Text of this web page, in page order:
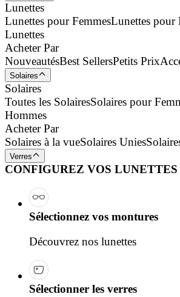
Lunettes
Lunettes pour FemmesLunettes pour
Lunettes
Acheter Par
NouveautésBest SellersPetits Prix
Solaires
Solaires
Toutes les SolairesSolaires pour
Hommes
Acheter Par
Solaires à la vueSolaires Unies
Verres
CONFIGUREZ VOS LUNETTES
Sélectionnez vos montures
Découvrez nos lunettes
Sélectionner les verres